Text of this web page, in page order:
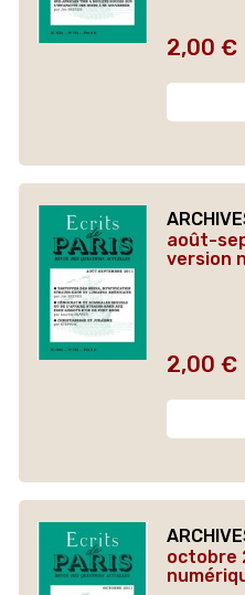
Prix
2,00 €
août-
version
Prix
2,00 €
octobre